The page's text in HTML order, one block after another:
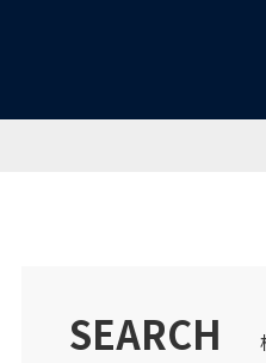
侍ジャパンオフ
SEARCH